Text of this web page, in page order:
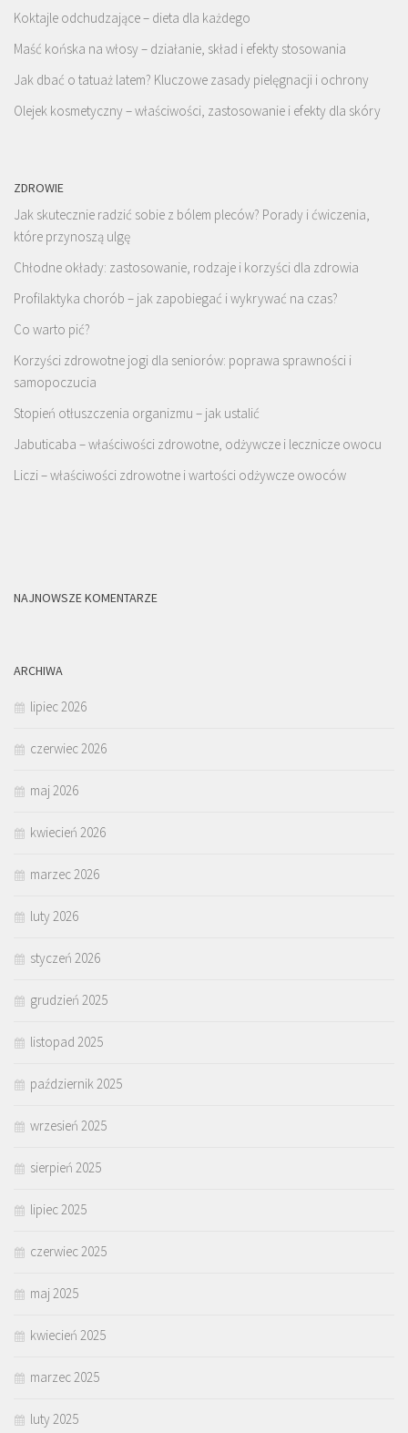
Koktajle odchudzające – dieta dla każdego
Maść końska na włosy – działanie, skład i efekty stosowania
Jak dbać o tatuaż latem? Kluczowe zasady pielęgnacji i ochrony
Olejek kosmetyczny – właściwości, zastosowanie i efekty dla skóry
ZDROWIE
Jak skutecznie radzić sobie z bólem pleców? Porady i ćwiczenia,
które przynoszą ulgę
Chłodne okłady: zastosowanie, rodzaje i korzyści dla zdrowia
Profilaktyka chorób – jak zapobiegać i wykrywać na czas?
Co warto pić?
Korzyści zdrowotne jogi dla seniorów: poprawa sprawności i
samopoczucia
Stopień otłuszczenia organizmu – jak ustalić
Jabuticaba – właściwości zdrowotne, odżywcze i lecznicze owocu
Liczi – właściwości zdrowotne i wartości odżywcze owoców
NAJNOWSZE KOMENTARZE
ARCHIWA
lipiec 2026
czerwiec 2026
maj 2026
kwiecień 2026
marzec 2026
luty 2026
styczeń 2026
grudzień 2025
listopad 2025
październik 2025
wrzesień 2025
sierpień 2025
lipiec 2025
czerwiec 2025
maj 2025
kwiecień 2025
marzec 2025
luty 2025